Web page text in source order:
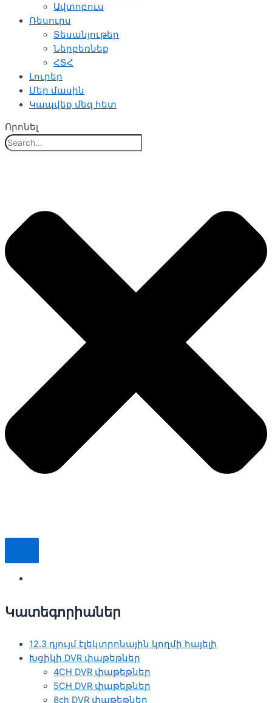
Ավտոբուս
Ռեսուրս
Տեսանյութեր
Ներբեռնեք
ՀՏՀ
Լուրեր
Մեր մասին
Կապվեք մեզ հետ
Որոնել
Կատեգորիաներ
12.3 դյույմ էլեկտրոնային կողմի հայելի
Խցիկի DVR փաթեթներ
4CH DVR փաթեթներ
5CH DVR փաթեթներ
8ch DVR փաթեթներ